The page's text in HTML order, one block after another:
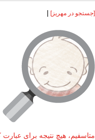
[جستجو در مهریز] |
متاسفیم، هیچ نتیجه برای